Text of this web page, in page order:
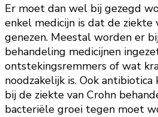
Er moet dan wel bij gezegd
enkel medicijn is dat de ziekte
genezen. Meestal worden er
behandeling medicijnen
ontstekingsremmers of wat
noodzakelijk is. Ook antibiotica
bij de ziekte van Crohn
bacteriële groei tegen moet